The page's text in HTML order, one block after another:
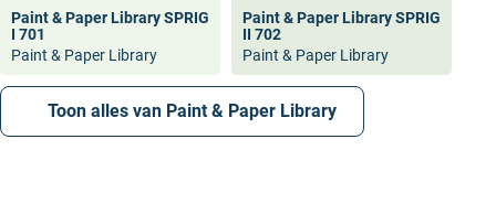
Paint & Paper Library SPRIG
I 701
Paint & Paper Library
Paint & Paper Library SPRIG
II 702
Paint & Paper Library
Toon alles van Paint & Paper Library